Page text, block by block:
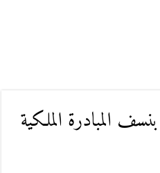
المبادرة الملكية